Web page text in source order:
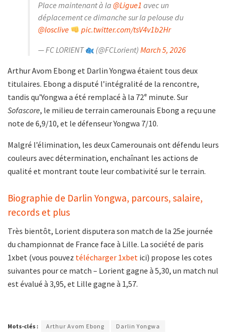
Place maintenant à la @Ligue1 avec un
déplacement ce dimanche sur la pelouse du
@losclive
pic.twitter.com/tsV4v1b2Hr
— FC LORIENT
(@FCLorient)March 5, 2026
Arthur Avom Ebong et Darlin Yongwa étaient tous deux
titulaires. Ebong a disputé l’intégralité de la rencontre,
tandis qu’Yongwa a été remplacé à la 72ᵉ minute. Sur
Sofascore, le milieu de terrain camerounais Ebong a reçu une
note de 6,9/10, et le défenseur Yongwa 7/10.
Malgré l’élimination, les deux Camerounais ont défendu leurs
couleurs avec détermination, enchaînant les actions de
qualité et montrant toute leur combativité sur le terrain.
Biographie de Darlin Yongwa, parcours, salaire,
records et plus
Très bientôt, Lorient disputera son match de la 25e journée
du championnat de France face à Lille. La société de paris
1xbet (vous pouvez télécharger 1xbet ici) propose les cotes
suivantes pour ce match – Lorient gagne à 5,30, un match nul
est évalué à 3,95, et Lille gagne à 1,57.
Mots-clés : Arthur Avom Ebong Darlin Yongwa